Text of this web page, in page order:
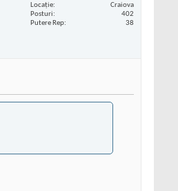
Locaţie
Craiova
Posturi
402
Putere Rep
38